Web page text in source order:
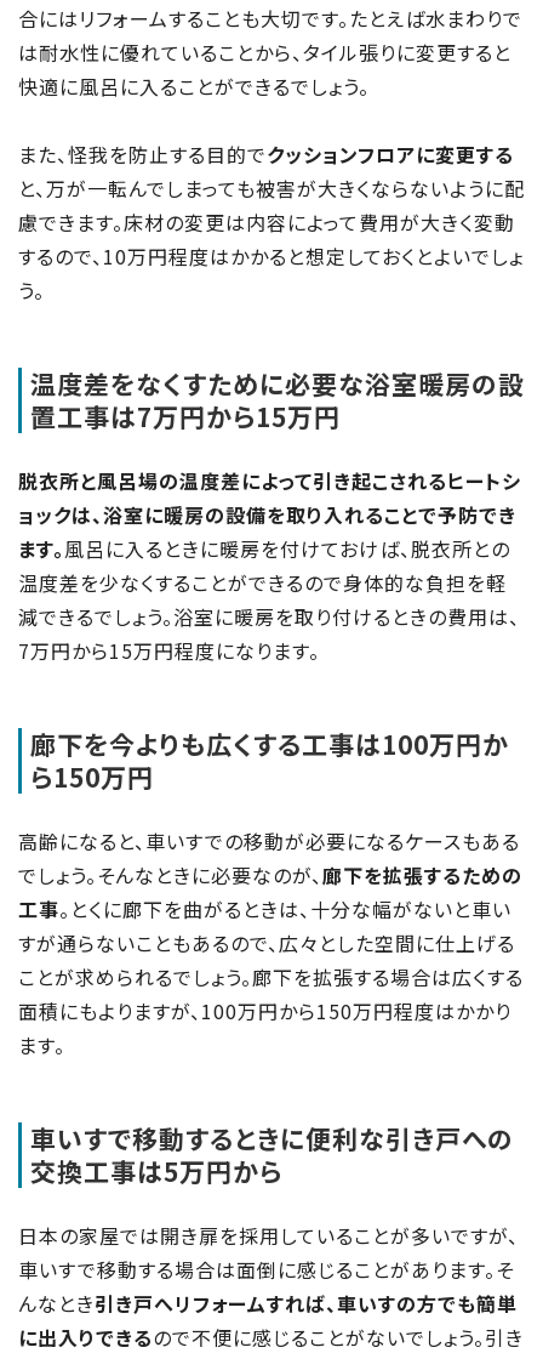
合にはリフォームすることも大切です。たとえば水まわりで
は耐水性に優れていることから、タイル張りに変更すると
快適に風呂に入ることができるでしょう。
また、怪我を防止する目的でクッションフロアに変更する
と、万が一転んでしまっても被害が大きくならないように配
慮できます。床材の変更は内容によって費用が大きく変動
するので、10万円程度はかかると想定しておくとよいでしょ
う。
温度差をなくすために必要な浴室暖房の設
置工事は7万円から15万円
脱衣所と風呂場の温度差によって引き起こされるヒートシ
ョックは、浴室に暖房の設備を取り入れることで予防でき
ます。風呂に入るときに暖房を付けておけば、脱衣所との
温度差を少なくすることができるので身体的な負担を軽
減できるでしょう。浴室に暖房を取り付けるときの費用は、
7万円から15万円程度になります。
廊下を今よりも広くする工事は100万円か
ら150万円
高齢になると、車いすでの移動が必要になるケースもある
でしょう。そんなときに必要なのが、廊下を拡張するための
工事。とくに廊下を曲がるときは、十分な幅がないと車い
すが通らないこともあるので、広々とした空間に仕上げる
ことが求められるでしょう。廊下を拡張する場合は広くする
面積にもよりますが、100万円から150万円程度はかかり
ます。
車いすで移動するときに便利な引き戸への
交換工事は5万円から
日本の家屋では開き扉を採用していることが多いですが、
車いすで移動する場合は面倒に感じることがあります。そ
んなとき引き戸へリフォームすれば、車いすの方でも簡単
に出入りできるので不便に感じることがないでしょう。引き